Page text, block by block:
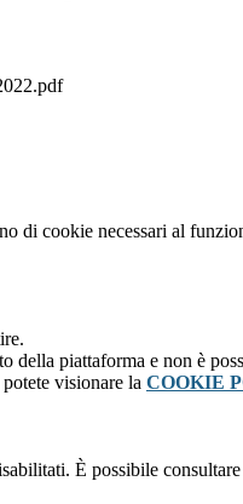
di cookie necessari al
della piattaforma e non è
visionare la COOKIE
È possibile